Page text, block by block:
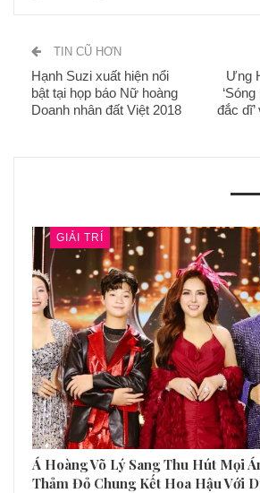
TIN CŨ HƠN
Hạnh Suzi xuất hiện nổi
bật tại họp báo Nữ hoàng
Doanh nhân đất Việt 2018
Ưng
đắc
GIẢI TRÍ
Á Hoàng Võ Lý Sang Thu Hút Mọi
Thảm Đỏ Chung Kết Hoa Hậu Với